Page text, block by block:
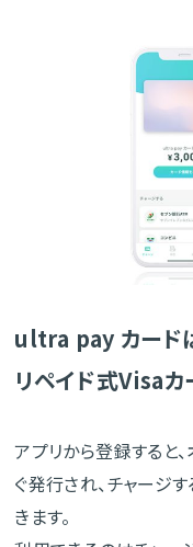
ultra pay カード
リペイド式Visaカ
アプリから登録すると
ぐ発行され、チャージ
きます。